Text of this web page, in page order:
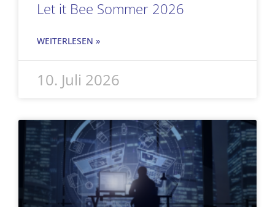
Let it Bee Sommer 2026
WEITERLESEN »
10. Juli 2026